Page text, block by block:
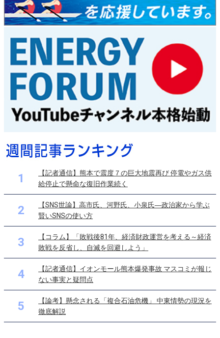
1
【記者通信】熊本で震度７の巨大地震再び 停電やガス供
給停止で懸命な復旧作業続く
2
【SNS世論】高市氏、河野氏、小泉氏―政治家から学ぶ
賢いSNSの使い方
3
【コラム】「敗戦後81年、経済財政運営を考える～経済
敗戦を反省し、自滅を回避しよう」
4
【記者通信】イオンモール熊本爆発事故 マスコミが報じ
ない事実と疑問点
5
【論考】懸念される「複合石油危機」 中東情勢の現況を
徹底解説